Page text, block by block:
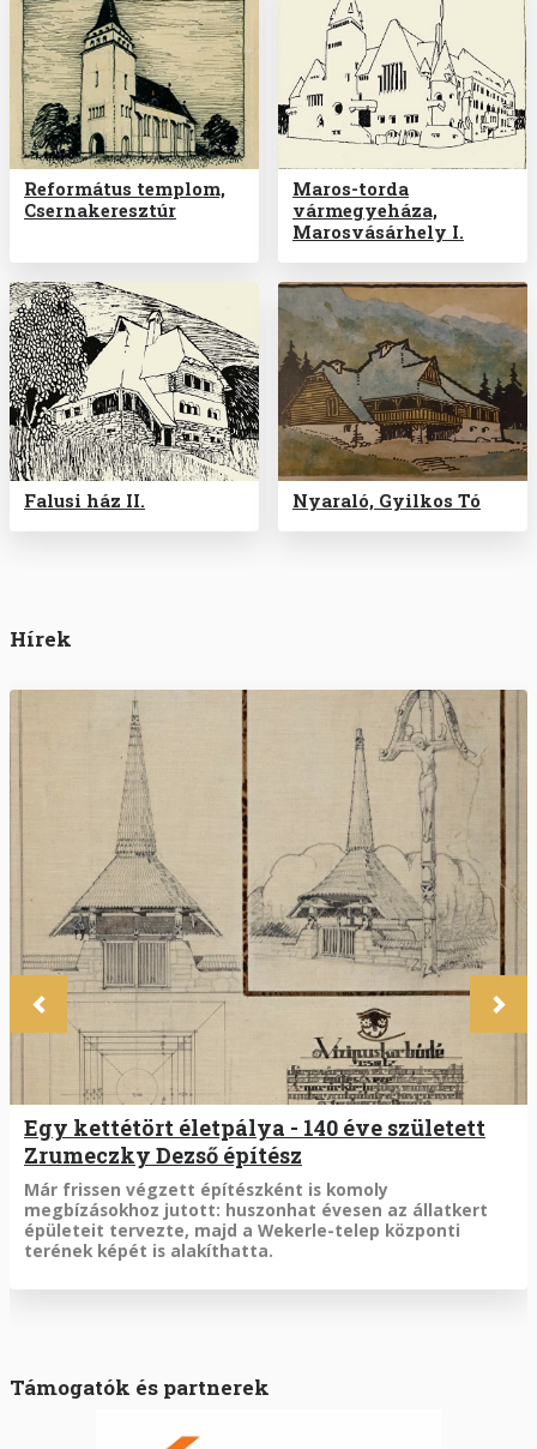
Református templom,
Csernakeresztúr
Maros-torda
vármegyeháza,
Marosvásárhely I.
Falusi ház II. Nyaraló, Gyilkos Tó
Hírek
Egy kettétört életpálya - 140 éve született
Zrumeczky Dezső építész
Tartalom
Már frissen végzett építészként is komoly
megbízásokhoz jutott: huszonhat évesen az állatkert
épületeit tervezte, majd a Wekerle-telep központi
terének képét is alakíthatta.
Előző
Támogatók és partnerek